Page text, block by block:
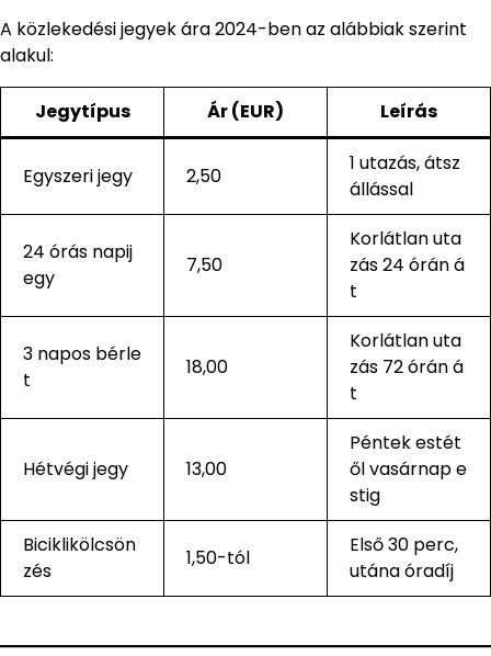
A közlekedési jegyek ára 2024-ben az alábbiak szerint
alakul:
Jegytípus Ár (EUR) Leírás
Egyszeri jegy 2,50
1 utazás, átsz
állással
24 órás napij
egy
7,50
Korlátlan uta
zás 24 órán á
t
3 napos bérle
t
18,00
Korlátlan uta
zás 72 órán á
t
Hétvégi jegy 13,00
Péntek estét
ől vasárnap e
stig
Biciklikölcsön
zés
1,50-tól
Első 30 perc,
utána óradíj